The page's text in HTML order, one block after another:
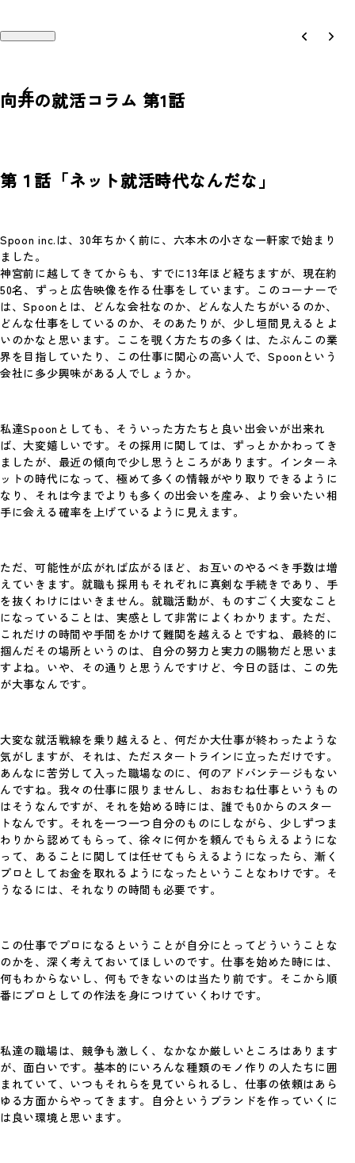
News
Recruit
Privacy Policy
2026年、年頭にあたり
#考えていること
Spoon.対談
スプーンのプロデューサー陣が、新進気鋭の
クリエイターたちと、これまでのことや今や
っている…
8月12日(水)の献立
今週はお休みです
向井の就活コラム 第1話
第１話「ネット就活時代なんだな」
Spoon inc.は、30年ちかく前に、六本木の小さな一軒家で始まり
ました。
神宮前に越してきてからも、すでに13年ほど経ちますが、現在約
50名、ずっと広告映像を作る仕事をしています。このコーナーで
は、Spoonとは、どんな会社なのか、どんな人たちがいるのか、
どんな仕事をしているのか、そのあたりが、少し垣間見えるとよ
いのかなと思います。ここを覗く方たちの多くは、たぶんこの業
界を目指していたり、この仕事に関心の高い人で、Spoonという
会社に多少興味がある人でしょうか。
私達Spoonとしても、そういった方たちと良い出会いが出来れ
ば、大変嬉しいです。その採用に関しては、ずっとかかわってき
ましたが、最近の傾向で少し思うところがあります。インターネ
ットの時代になって、極めて多くの情報がやり取りできるように
なり、それは今までよりも多くの出会いを産み、より会いたい相
手に会える確率を上げているように見えます。
ただ、可能性が広がれば広がるほど、お互いのやるべき手数は増
えていきます。就職も採用もそれぞれに真剣な手続きであり、手
を抜くわけにはいきません。就職活動が、ものすごく大変なこと
になっていることは、実感として非常によくわかります。ただ、
これだけの時間や手間をかけて難関を越えるとですね、最終的に
掴んだその場所というのは、自分の努力と実力の賜物だと思いま
すよね。いや、その通りと思うんですけど、今日の話は、この先
が大事なんです。
大変な就活戦線を乗り越えると、何だか大仕事が終わったような
気がしますが、それは、ただスタートラインに立っただけです。
あんなに苦労して入った職場なのに、何のアドバンテージもない
んですね。我々の仕事に限りませんし、おおむね仕事というもの
はそうなんですが、それを始める時には、誰でも0からのスター
トなんです。それを一つ一つ自分のものにしながら、少しずつま
わりから認めてもらって、徐々に何かを頼んでもらえるようにな
って、あることに関しては任せてもらえるようになったら、漸く
プロとしてお金を取れるようになったということなわけです。そ
うなるには、それなりの時間も必要です。
この仕事でプロになるということが自分にとってどういうことな
のかを、深く考えておいてほしいのです。仕事を始めた時には、
何もわからないし、何もできないのは当たり前です。そこから順
番にプロとしての作法を身につけていくわけです。
私達の職場は、競争も激しく、なかなか厳しいところはあります
が、面白いです。基本的にいろんな種類のモノ作りの人たちに囲
まれていて、いつもそれらを見ていられるし、仕事の依頼はあら
ゆる方面からやってきます。自分というブランドを作っていくに
は良い環境と思います。